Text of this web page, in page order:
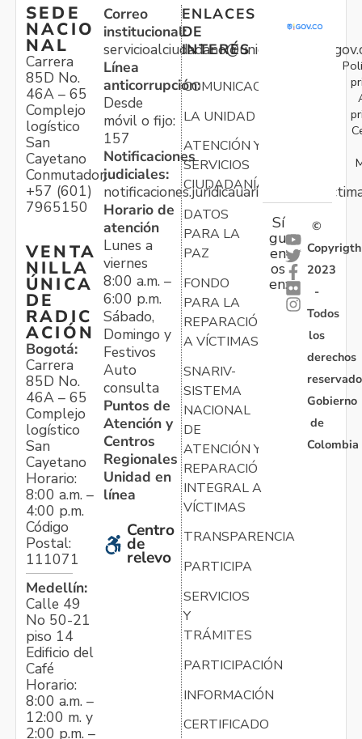
SEDE
NACIO
NAL
Carrera
85D No.
46A – 65
Complejo
logístico
San
Cayetano
Conmutador:
+57 (601)
7965150
VENTA
NILLA
ÚNICA
DE
RADIC
ACIÓN
Bogotá:
Carrera
85D No.
46A – 65
Complejo
logístico
San
Cayetano
Horario:
8:00 a.m. –
4:00 p.m.
Código
Postal:
111071
Medellín:
Calle 49
No 50-21
piso 14
Edificio del
Café
Horario:
8:00 a.m. –
12:00 m. y
2:00 p.m. –
Correo
institucional:
Línea
anticorrupción:
Desde
móvil o fijo:
157
Notificaciones
judiciales:
Horario de
atención
Lunes a
viernes
8:00 a.m. –
6:00 p.m.
Sábado,
Domingo y
Festivos
Auto
consulta
Puntos de
Atención y
Centros
Regionales
Unidad en
línea
Centro
de
relevo
ENLACES
DE
INTERÉS
COMUNICACIONES
LA UNIDAD
ATENCIÓN Y
SERVICIOS
CIUDADANÍA
DATOS
PARA LA
PAZ
FONDO
PARA LA
REPARACIÓN
A VÍCTIMAS
SNARIV-
SISTEMA
NACIONAL
DE
ATENCIÓN Y
REPARACIÓN
INTEGRAL A
VÍCTIMAS
TRANSPARENCIA
PARTICIPA
SERVICIOS
Y
TRÁMITES
PARTICIPACIÓN
INFORMACIÓN
CERTIFICADO
Sí
gu
en
os
en:
©
Copyrigth
2023
-
Todos
los
derechos
Gobierno
de
Colombia